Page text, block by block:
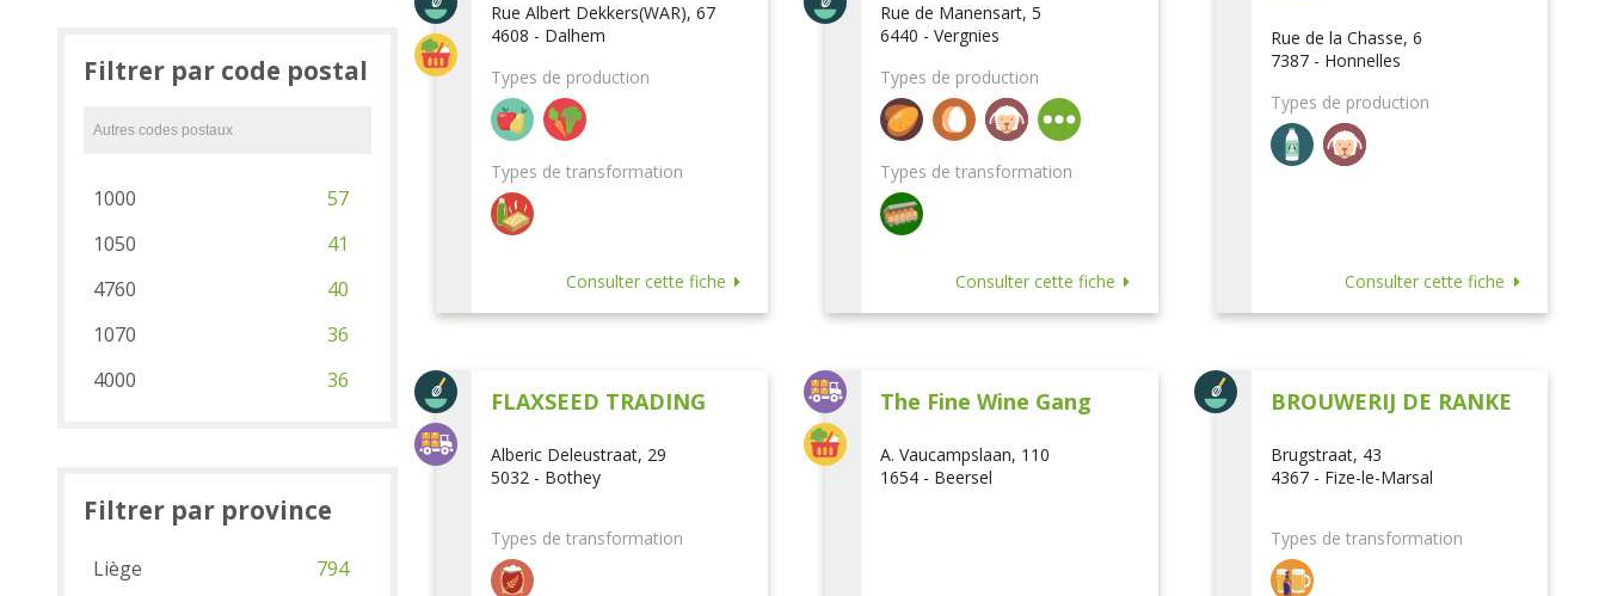
Rue Albert Dekkers(WAR), 67
4608 - Dalhem
Types de production
Types de transformation
Consulter cette fiche
Rue de Manensart, 5
6440 - Vergnies
Types de production
Types de transformation
Consulter cette fiche
Rue de la Chasse, 6
7387 - Honnelles
Types de production
Consulter cette fiche
FLAXSEED TRADING
Alberic Deleustraat, 29
5032 - Bothey
Types de transformation
The Fine Wine Gang
A. Vaucampslaan, 110
1654 - Beersel
BROUWERIJ DE RANKE
Brugstraat, 43
4367 - Fize-le-Marsal
Types de transformation
Filtrer par code postal
1000
57
1050
41
4760
40
1070
36
4000
36
Filtrer par province
Liège
794